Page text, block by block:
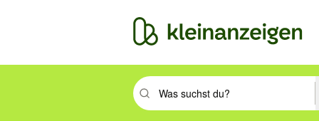
Suchbegriff eingeben. Eingabetaste